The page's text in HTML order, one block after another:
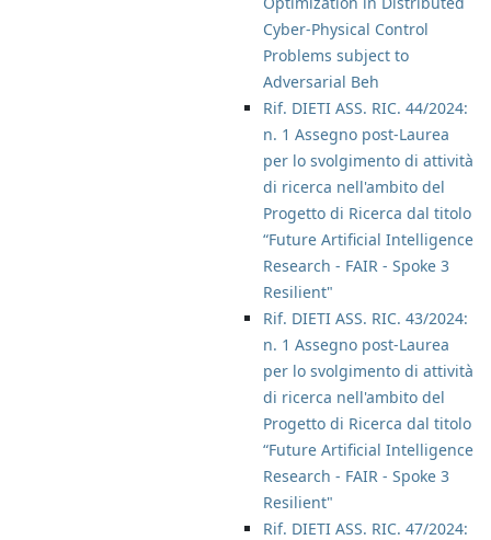
Cyber-Physical Control
Problems subject to
Adversarial Beh
Rif. DIETI ASS. RIC. 44/2024:
n. 1 Assegno post-Laurea
per lo svolgimento di attività
di ricerca nell'ambito del
Progetto di Ricerca dal titolo
“Future Artificial Intelligence
Research - FAIR - Spoke 3
Resilient"
Rif. DIETI ASS. RIC. 43/2024:
n. 1 Assegno post-Laurea
per lo svolgimento di attività
di ricerca nell'ambito del
Progetto di Ricerca dal titolo
“Future Artificial Intelligence
Research - FAIR - Spoke 3
Resilient"
Rif. DIETI ASS. RIC. 47/2024: